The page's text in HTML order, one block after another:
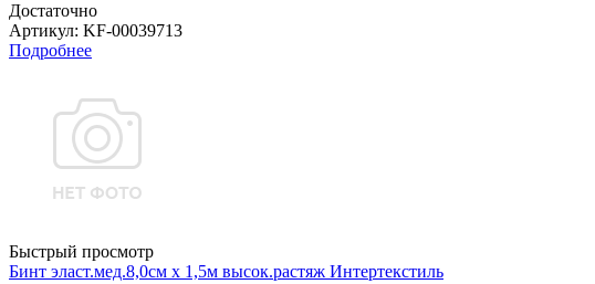
Достаточно
Артикул: KF-00039713
Подробнее
Быстрый просмотр
Бинт эласт.мед.8,0см х 1,5м высок.растяж Интертекстиль